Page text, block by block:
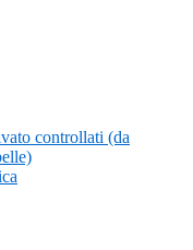
controllati (da